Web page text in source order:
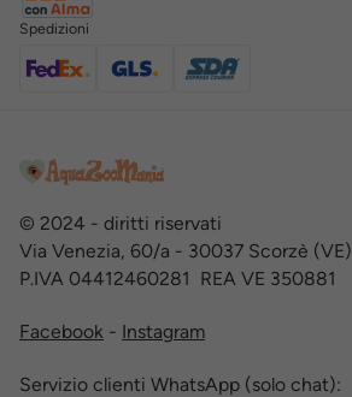
Spedizioni
© 2024 - diritti riservati
Via Venezia, 60/a - 30037 Scorzè (VE)
P.IVA 04412460281 REA VE 350881
Facebook - Instagram
Servizio clienti WhatsApp (solo chat):